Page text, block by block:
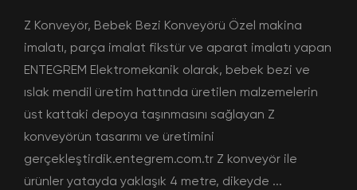
Z Konveyör, Bebek Bezi Konveyörü Özel makina
imalatı, parça imalat fikstür ve aparat imalatı yapan
ENTEGREM Elektromekanik olarak, bebek bezi ve
ıslak mendil üretim hattında üretilen malzemelerin
üst kattaki depoya taşınmasını sağlayan Z
konveyörün tasarımı ve üretimini
gerçekleştirdik.entegrem.com.tr Z konveyör ile
ürünler yatayda yaklaşık 4 metre, dikeyde ...